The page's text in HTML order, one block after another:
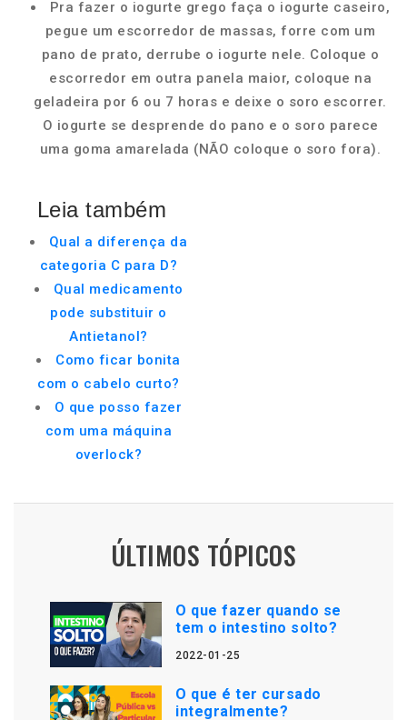
Pra fazer o iogurte grego faça o iogurte caseiro,
pegue um escorredor de massas, forre com um
pano de prato, derrube o iogurte nele. Coloque o
escorredor em outra panela maior, coloque na
geladeira por 6 ou 7 horas e deixe o soro escorrer.
O iogurte se desprende do pano e o soro parece
uma goma amarelada (NÃO coloque o soro fora).
Leia também
Qual a diferença da
categoria C para D?
Qual medicamento
pode substituir o
Antietanol?
Como ficar bonita
com o cabelo curto?
O que posso fazer
com uma máquina
overlock?
ÚLTIMOS TÓPICOS
O que fazer quando se
tem o intestino solto?
2022-01-25
O que é ter cursado
integralmente?